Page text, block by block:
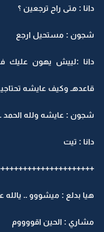
: متى راح ترجعين ؟
: مستحيل ارجع
:لييش يهون عليك
وكيف عايشه تحتاجين
: عايشه ولله الحمد ..
: تيت
بدلع : ميشووو .. يالله
: الحين اقووووم